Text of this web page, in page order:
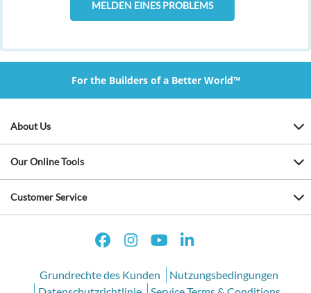
MELDEN EINES PROBLEMS
For the Builders of a Better World™
About Us
Our Online Tools
Customer Service
Grundrechte des Kunden
Nutzungsbedingungen